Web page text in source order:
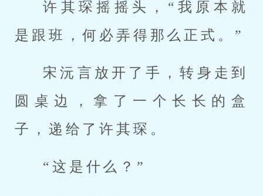
许其琛摇摇头，“我原本就
是跟班，何必弄得那么正式。”
宋沅言放开了手，转身走到
圆桌边，拿了一个长长的盒
子，递给了许其琛。
“这是什么？”